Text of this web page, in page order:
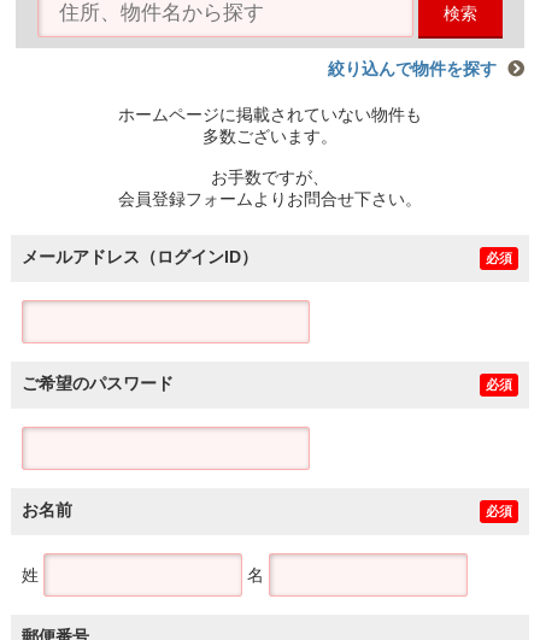
検索
絞り込んで物件を探す
ホームページに掲載されていない物件も
多数ございます。
お手数ですが、
会員登録フォームよりお問合せ下さい。
メールアドレス（ログインID） 必須
ご希望のパスワード 必須
お名前 必須
姓 名
郵便番号